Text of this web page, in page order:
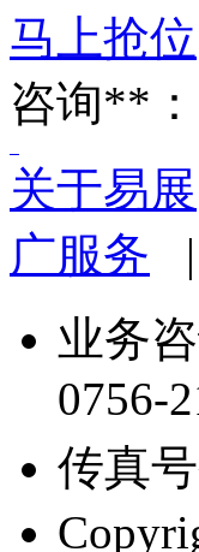
马上抢位
咨询**：
关于易展
广服务 |
业务咨
0756-
传真